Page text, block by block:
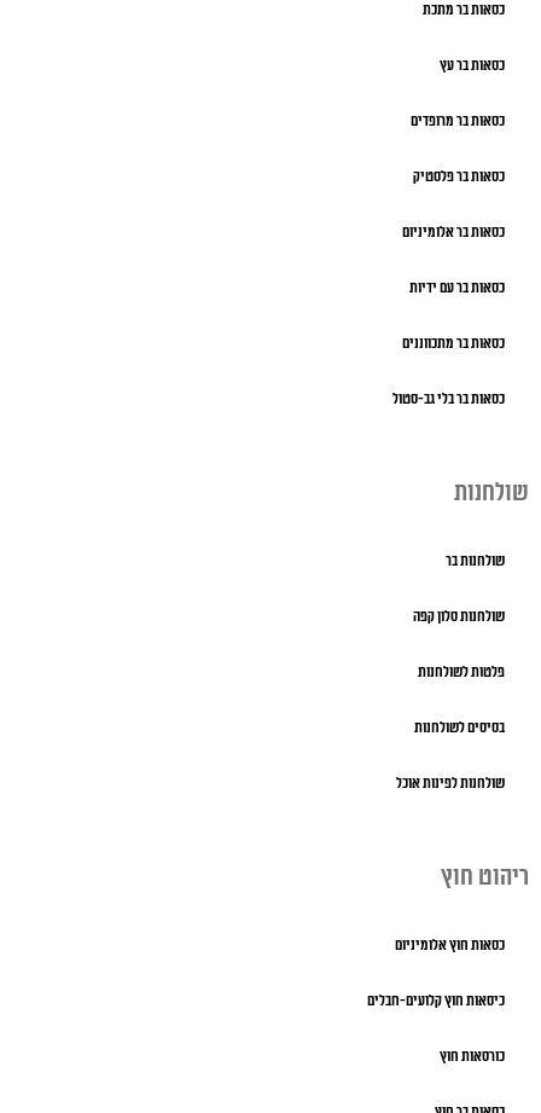
כסאות בר מתכת
כסאות בר עץ
כסאות בר מרופדים
כסאות בר פלסטיק
כסאות בר אלומיניום
כסאות בר עם ידיות
כסאות בר מתכווננים
כסאות בר בלי גב-סטול
שולחנות
שולחנות בר
שולחנות סלון קפה
פלטות לשולחנות
בסיסים לשולחנות
שולחנות לפינות אוכל
ריהוט חוץ
כסאות חוץ אלומיניום
כיסאות חוץ קלועים-חבלים
כורסאות חוץ